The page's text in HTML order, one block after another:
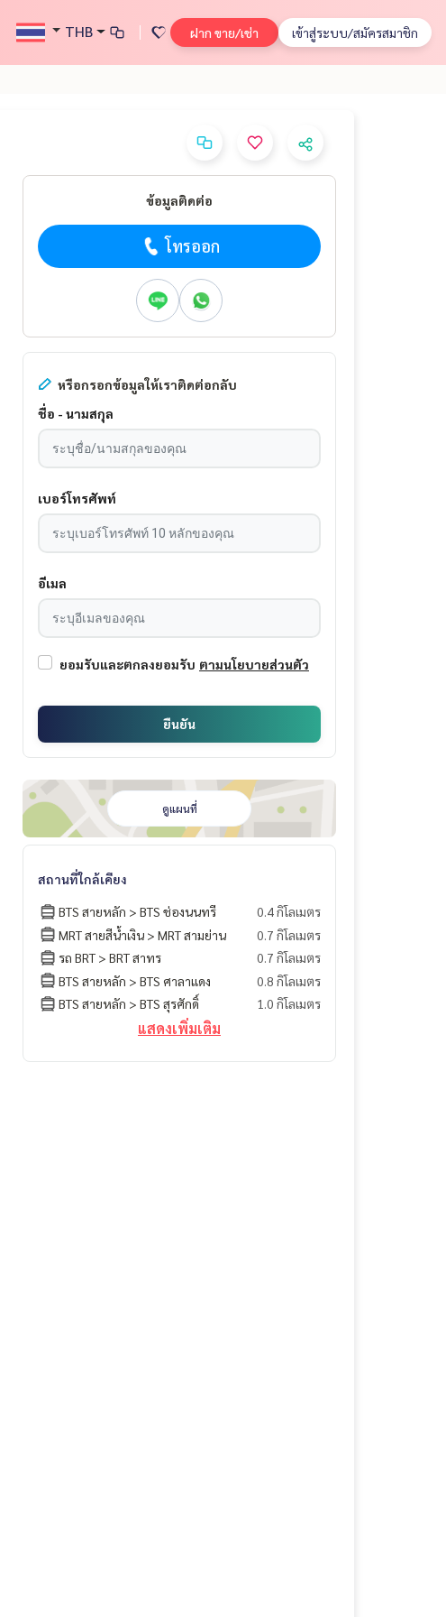
THB ฝาก ขาย/เช่า เข้าสู่ระบบ/สมัครสมาชิก
ข้อมูลติดต่อ
โทรออก
หรือกรอกข้อมูลให้เราติดต่อกลับ
ชื่อ - นามสกุล
เบอร์โทรศัพท์
อีเมล
ยอมรับและตกลงยอมรับ ตามนโยบายส่วนตัว
ยืนยัน
ดูแผนที่
สถานที่ใกล้เคียง
BTS สายหลัก > BTS ช่องนนทรี
0.4 กิโลเมตร
MRT สายสีน้ำเงิน > MRT สามย่าน
0.7 กิโลเมตร
รถ BRT > BRT สาทร
0.7 กิโลเมตร
BTS สายหลัก > BTS ศาลาแดง
0.8 กิโลเมตร
BTS สายหลัก > BTS สุรศักดิ์
1.0 กิโลเมตร
แสดงเพิ่มเติม